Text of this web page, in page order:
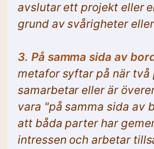
avslutar ett projekt eller
grund av svårigheter
3. På samma sida av
metafor syftar på när två
samarbetar eller är
vara "på samma sida av
att båda parter har
intressen och arbetar